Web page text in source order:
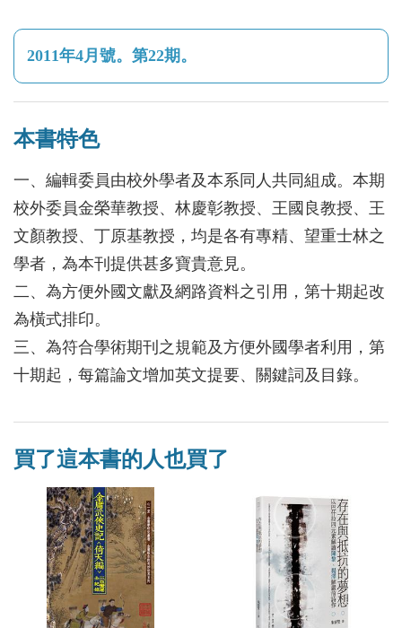
2011年4月號。第22期。
本書特色
一、編輯委員由校外學者及本系同人共同組成。本期
校外委員金榮華教授、林慶彰教授、王國良教授、王
文顏教授、丁原基教授，均是各有專精、望重士林之
學者，為本刊提供甚多寶貴意見。
二、為方便外國文獻及網路資料之引用，第十期起改
為橫式排印。
三、為符合學術期刊之規範及方便外國學者利用，第
十期起，每篇論文增加英文提要、關鍵詞及目錄。
買了這本書的人也買了